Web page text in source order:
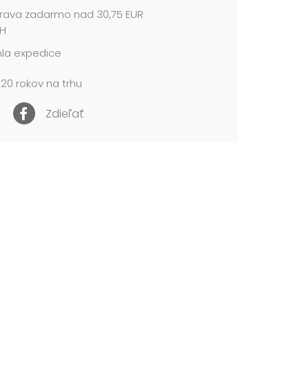
zadarmo nad 30,75 EUR
expedice
rokov na trhu
Zdieľať